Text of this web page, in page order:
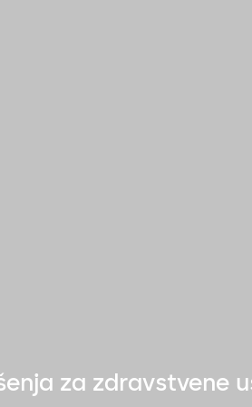
za zdravstvene